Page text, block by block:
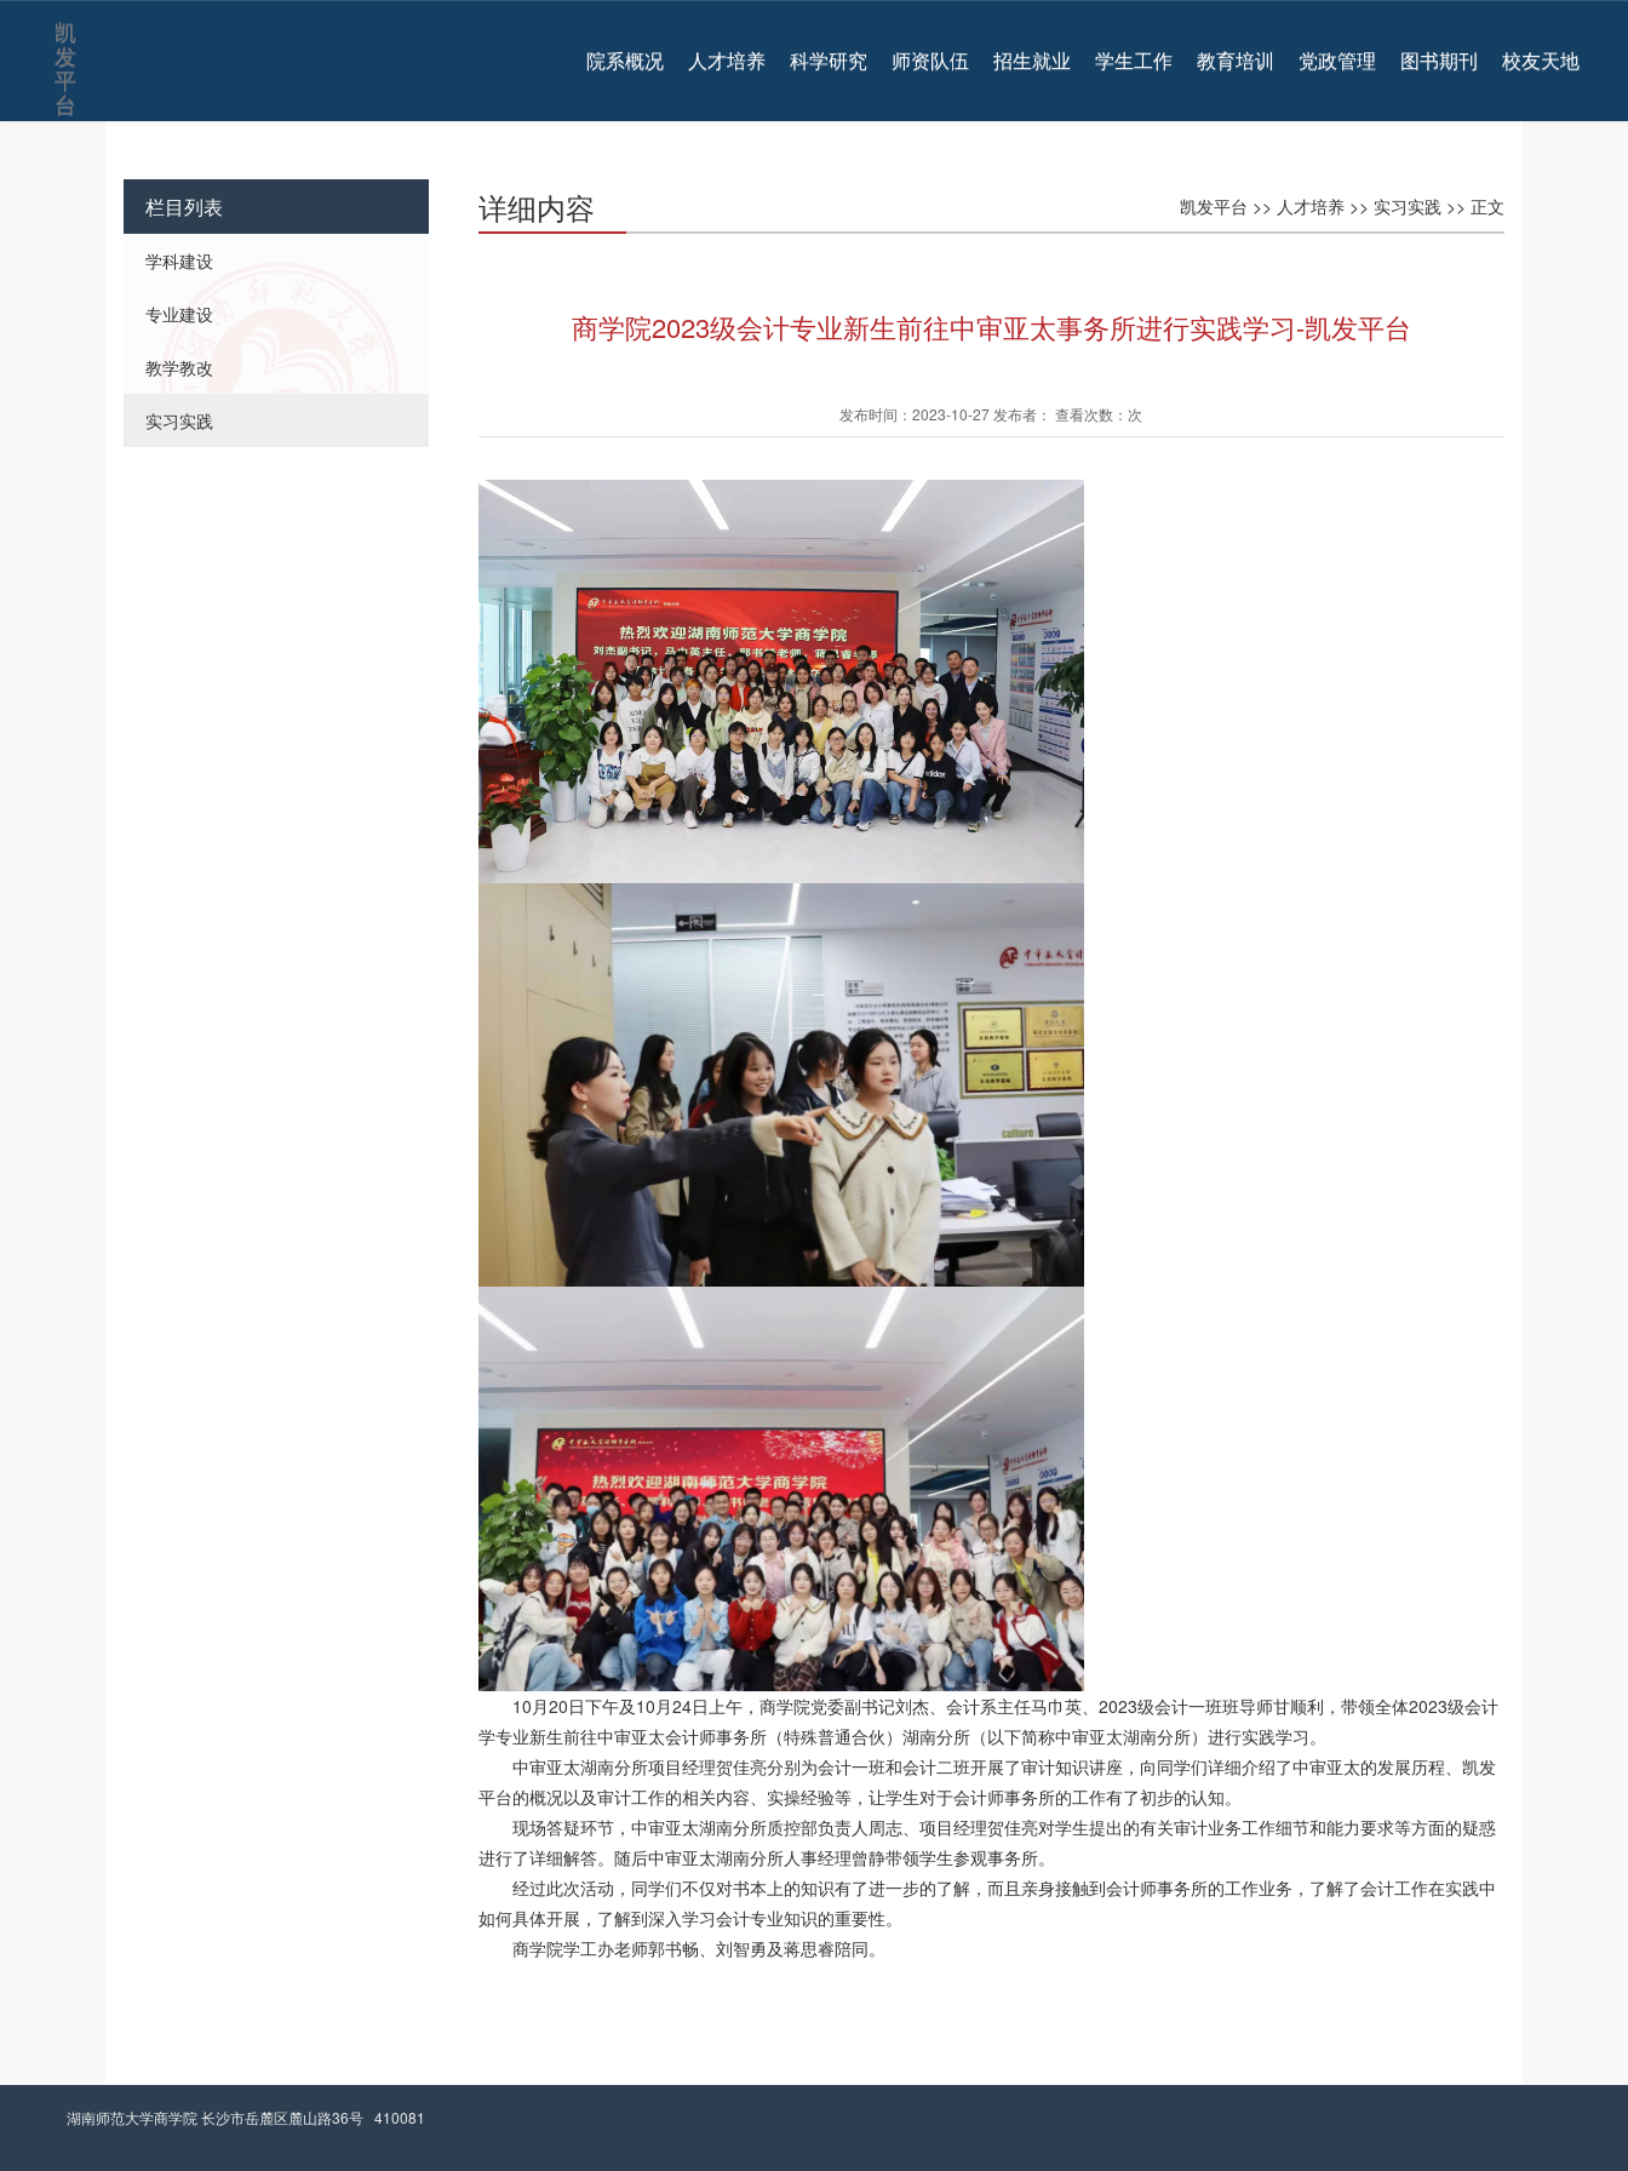
凯
发
平
台
院系概况 人才培养 科学研究 师资队伍 招生就业 学生工作 教育培训 党政管理 图书期刊 校友天地
栏目列表
学科建设
专业建设
教学教改
实习实践
凯发平台 >> 人才培养 >> 实习实践 >> 正文
详细内容
商学院2023级会计专业新生前往中审亚太事务所进行实践学习-凯发平台
发布时间：2023-10-27 发布者： 查看次数：次
10月20日下午及10月24日上午，商学院党委副书记刘杰、会计系主任马巾英、2023级会计一班班导师甘顺利，带领全体2023级会计
学专业新生前往中审亚太会计师事务所（特殊普通合伙）湖南分所（以下简称中审亚太湖南分所）进行实践学习。
中审亚太湖南分所项目经理贺佳亮分别为会计一班和会计二班开展了审计知识讲座，向同学们详细介绍了中审亚太的发展历程、凯发
平台的概况以及审计工作的相关内容、实操经验等，让学生对于会计师事务所的工作有了初步的认知。
现场答疑环节，中审亚太湖南分所质控部负责人周志、项目经理贺佳亮对学生提出的有关审计业务工作细节和能力要求等方面的疑惑
进行了详细解答。随后中审亚太湖南分所人事经理曾静带领学生参观事务所。
经过此次活动，同学们不仅对书本上的知识有了进一步的了解，而且亲身接触到会计师事务所的工作业务，了解了会计工作在实践中
如何具体开展，了解到深入学习会计专业知识的重要性。
商学院学工办老师郭书畅、刘智勇及蒋思睿陪同。
湖南师范大学商学院 长沙市岳麓区麓山路36号 410081